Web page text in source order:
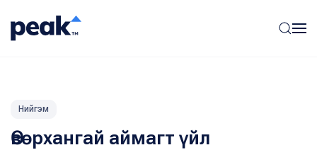
Нийгэм
Өвөрхангай аймагт үйл